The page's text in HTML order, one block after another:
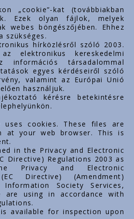
„cookie”-kat (továbbiakban
Ezek olyan fájlok, melyek
webes böngészőjében. Ehhez
szükséges.
hírközlésről szóló 2003.
elektronikus kereskedelmi
információs társadalommal
egyes kérdéseiről szóló
valamint az Európai Unió
használjuk.
kérésre betekintésre
uses cookies. These files are
at your web browser. This is
in the Privacy and Electronic
Directive) Regulations 2003 as
Privacy and Electronic
Directive) (Amendment)
Information Society Services,
are using in accordance with
available for inspection upon